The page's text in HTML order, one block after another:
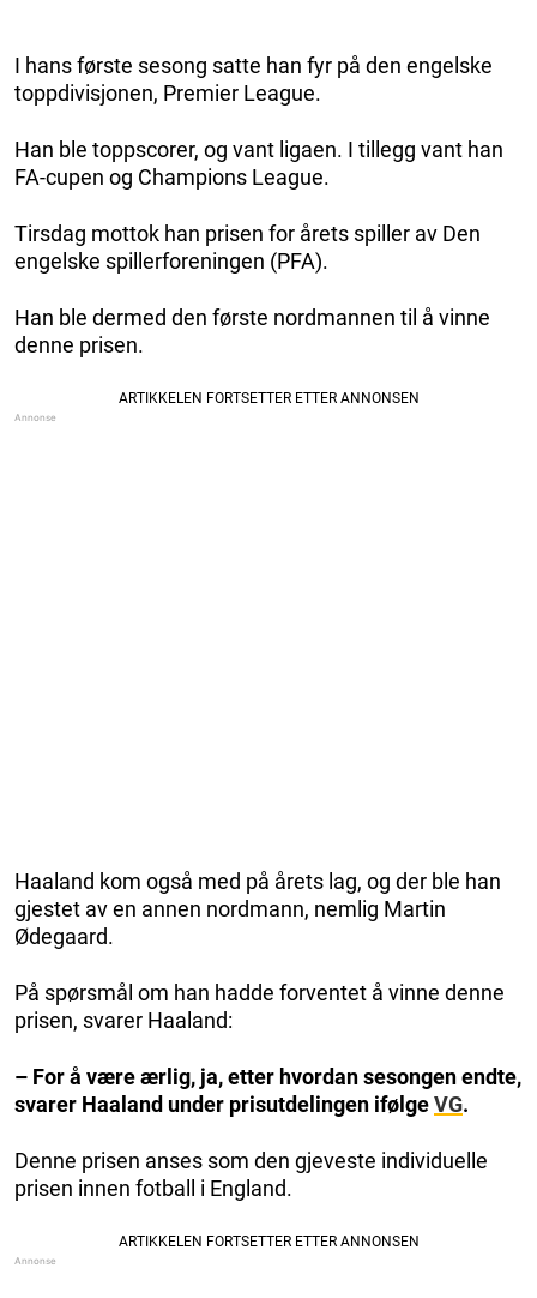
I hans første sesong satte han fyr på den engelske
toppdivisjonen, Premier League.
Han ble toppscorer, og vant ligaen. I tillegg vant han
FA-cupen og Champions League.
Tirsdag mottok han prisen for årets spiller av Den
engelske spillerforeningen (PFA).
Han ble dermed den første nordmannen til å vinne
denne prisen.
Haaland kom også med på årets lag, og der ble han
gjestet av en annen nordmann, nemlig Martin
Ødegaard.
På spørsmål om han hadde forventet å vinne denne
prisen, svarer Haaland:
– For å være ærlig, ja, etter hvordan sesongen endte,
svarer Haaland under prisutdelingen ifølgeVG.
Denne prisen anses som den gjeveste individuelle
prisen innen fotball i England.